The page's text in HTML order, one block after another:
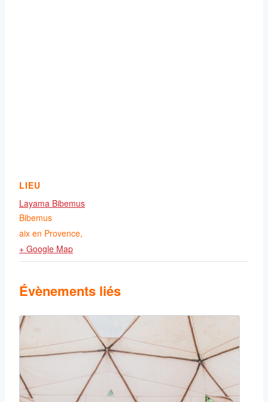
LIEU
Layama Bibemus
Bibemus
aix en Provence,
+ Google Map
Évènements liés